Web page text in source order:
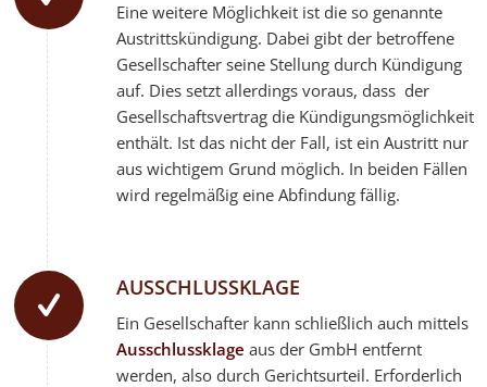
Eine weitere Möglichkeit ist die so genannte
Austrittskündigung. Dabei gibt der betroffene
Gesellschafter seine Stellung durch Kündigung
auf. Dies setzt allerdings voraus, dass der
Gesellschaftsvertrag die Kündigungsmöglichkeit
enthält. Ist das nicht der Fall, ist ein Austritt nur
aus wichtigem Grund möglich. In beiden Fällen
wird regelmäßig eine Abfindung fällig.
AUSSCHLUSSKLAGE
Ein Gesellschafter kann schließlich auch mittels
Ausschlussklageaus der GmbH entfernt
werden, also durch Gerichtsurteil. Erforderlich